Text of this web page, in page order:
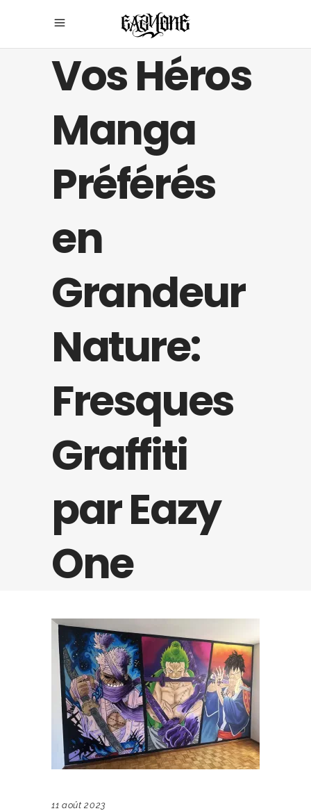
Vos Héros
Manga
Préférés
en
Grandeur
Nature:
Fresques
Graffiti
par Eazy
One
11 août 2023